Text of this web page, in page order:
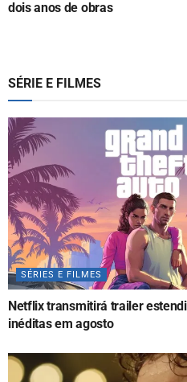
dois anos de obras
SÉRIE E FILMES
SÉRIES E FILMES
Netflix transmitirá trailer
inéditas em agosto